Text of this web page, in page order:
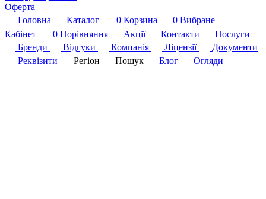
Оферта
Головна
Каталог 0 Корзина 0 Вибране
Кабінет
0 Порівняння Акції Контакти
Послуги
Бренди
Відгуки Компанія Ліцензії
Документи
Реквізити
Регіон Пошук Блог Огляди